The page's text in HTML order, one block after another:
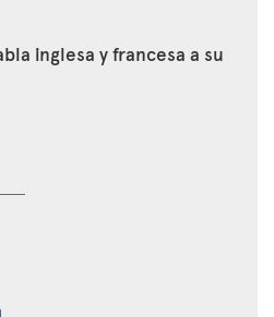
inglesa y francesa a su